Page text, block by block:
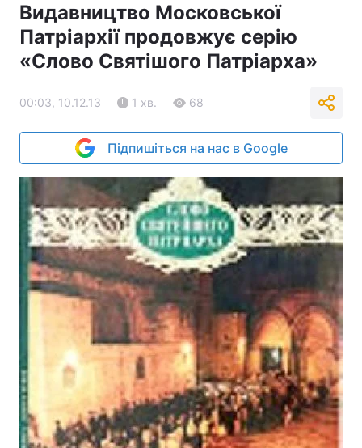
Видавництво Московської
Патріархії продовжує серію
«Слово Святішого Патріарха»
00:03, 10.12.13 1 хв. 68
Підпишіться на нас в Google